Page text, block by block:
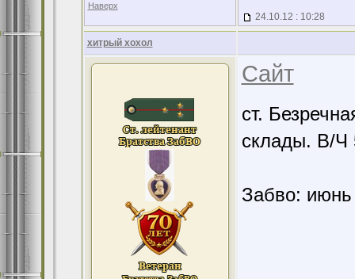
Наверх
24.10.12 : 10:28
хитрый хохол
Сайт
ст.
склады. В/Ч
Забво: